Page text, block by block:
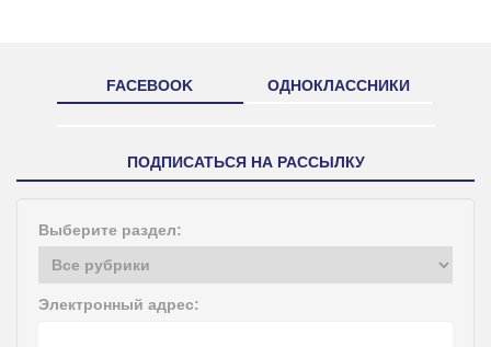
FACEBOOK ОДНОКЛАССНИКИ
ПОДПИСАТЬСЯ НА РАССЫЛКУ
Выберите раздел:
Электронный адрес: